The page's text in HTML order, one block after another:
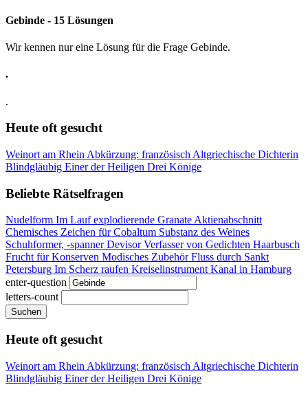
Gebinde - 15 Lösungen
Wir kennen nur eine Lösung für die Frage Gebinde.
.
.
Heute oft gesucht
Weinort am Rhein Abkürzung: französisch Altgriechische Dichterin
Blindgläubig Einer der Heiligen Drei Könige
Beliebte Rätselfragen
Nudelform Im Lauf explodierende GranateAktienabschnitt
Chemisches Zeichen für Cobaltum Substanz des Weines
Schuhformer, -spannerDevisorVerfasser von Gedichten Haarbusch
Frucht für Konserven Modisches ZubehörFluss durch Sankt
Petersburg Im Scherz raufen KreiselinstrumentKanal in Hamburg
enter-question
letters-count
Suchen
Heute oft gesucht
Weinort am Rhein Abkürzung: französisch Altgriechische Dichterin
Blindgläubig Einer der Heiligen Drei Könige